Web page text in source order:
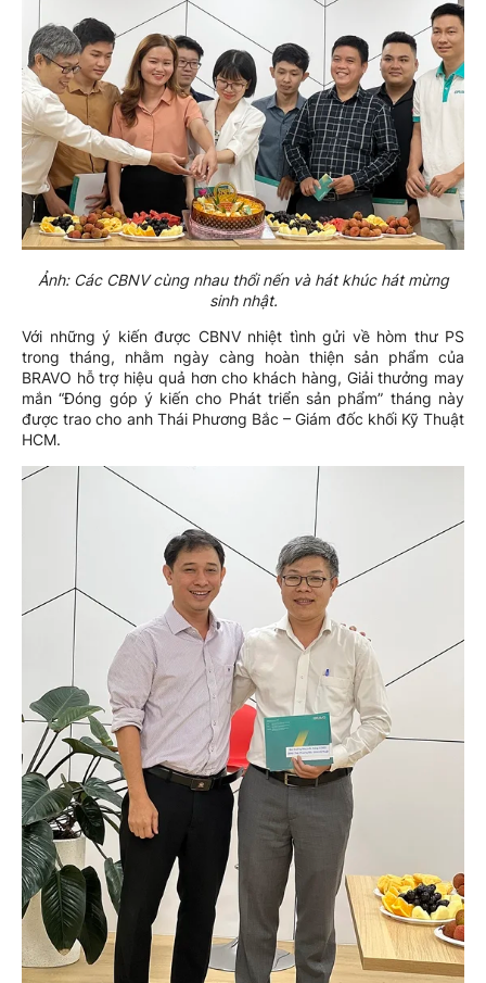
Ảnh: Các CBNV cùng nhau thổi nến và hát khúc hát mừng
sinh nhật.
Với những ý kiến được CBNV nhiệt tình gửi về hòm thư PS
trong tháng, nhằm ngày càng hoàn thiện sản phẩm của
BRAVO hỗ trợ hiệu quả hơn cho khách hàng, Giải thưởng may
mắn “Đóng góp ý kiến cho Phát triển sản phẩm” tháng này
được trao cho anh Thái Phương Bắc – Giám đốc khối Kỹ Thuật
HCM.